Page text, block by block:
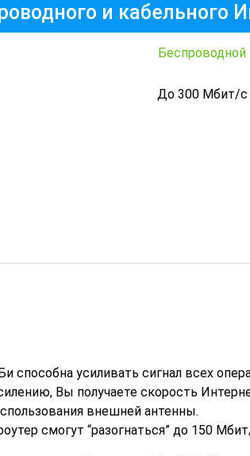
и кабельного
Беспроводной
До 300 Мбит/с
способна усиливать сигнал всех
Вы получаете скорость
внешней антенны.
смогут “разогнаться” до 150